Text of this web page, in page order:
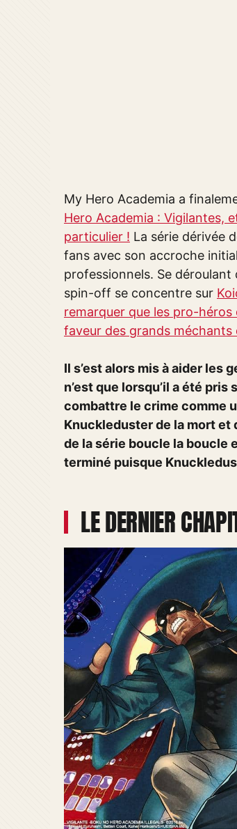
My Hero Academia a
Hero Academia : Vigilantes,
particulier ! La série dérivée
fans avec son accroche
professionnels. Se déroulant
spin-off se concentre sur
remarquer que les pro-
faveur des grands méchants
Il s’est alors mis à aider les
n’est que lorsqu’il a été
combattre le crime comme
Knuckleduster de la mort et
de la série boucle la boucle
terminé puisque
LE DERNIER